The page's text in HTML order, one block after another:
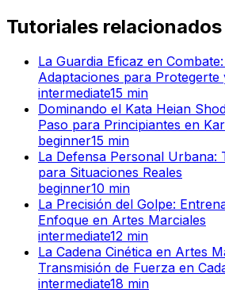
Tutoriales relacionados
La Guardia Eficaz en
Adaptaciones para Protegerte
intermediate15 min
Dominando el Kata Heian
Paso para Principiantes en
beginner15 min
La Defensa Personal Urbana:
para Situaciones Reales
beginner10 min
La Precisión del Golpe:
Enfoque en Artes Marciales
intermediate12 min
La Cadena Cinética en Artes
Transmisión de Fuerza en
intermediate18 min